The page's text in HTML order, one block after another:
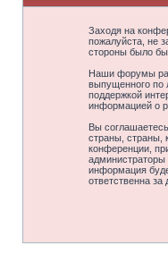
Заходя на
пожалуйста, не
стороны было бы
Наши форумы
выпущенного по
поддержкой
информацией о
Вы
страны, страны,
конференции,
информация
ответственна за